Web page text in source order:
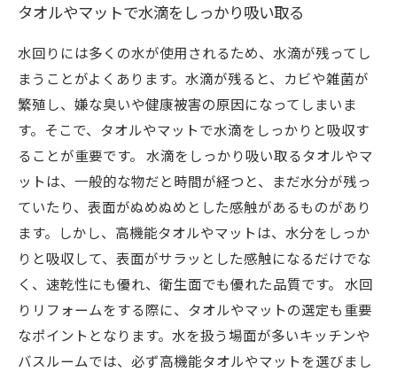
タオルやマットで水滴をしっかり吸い取る
水回りには多くの水が使用されるため、水滴が残ってし
まうことがよくあります。水滴が残ると、カビや雑菌が
繁殖し、嫌な臭いや健康被害の原因になってしまいま
す。そこで、タオルやマットで水滴をしっかりと吸収す
ることが重要です。 水滴をしっかり吸い取るタオルやマ
ットは、一般的な物だと時間が経つと、まだ水分が残っ
ていたり、表面がぬめぬめとした感触があるものがあり
ます。しかし、高機能タオルやマットは、水分をしっか
りと吸収して、表面がサラッとした感触になるだけでな
く、速乾性にも優れ、衛生面でも優れた品質です。 水回
りリフォームをする際に、タオルやマットの選定も重要
なポイントとなります。水を扱う場面が多いキッチンや
バスルームでは、必ず高機能タオルやマットを選びまし